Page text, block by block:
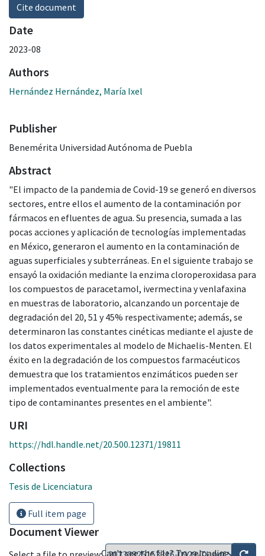
Cite document
Date
2023-08
Authors
Hernández Hernández, María Ixel
Publisher
Benemérita Universidad Autónoma de Puebla
Abstract
"El impacto de la pandemia de Covid-19 se generó en diversos
sectores, entre ellos el aumento de la contaminación por
fármacos en efluentes de agua. Su presencia, sumada a las
pocas acciones y aplicación de tecnologías implementadas
en México, generaron el aumento en la contaminación de
aguas superficiales y subterráneas. En el siguiente trabajo se
ensayó la oxidación mediante la enzima cloroperoxidasa para
los compuestos de paracetamol, ivermectina y venlafaxina
en muestras de laboratorio, alcanzando un porcentaje de
degradación del 20, 51 y 45% respectivamente; además, se
determinaron las constantes cinéticas mediante el ajuste de
los datos experimentales al modelo de Michaelis-Menten. El
éxito en la degradación de los compuestos farmacéuticos
demuestra que los tratamientos enzimáticos pueden ser
implementados eventualmente para la remoción de este
tipo de contaminantes presentes en el ambiente".
URI
https://hdl.handle.net/20.500.12371/19811
Collections
Tesis de Licenciatura
Full item page
Document Viewer
Can't see the file? Try reloading